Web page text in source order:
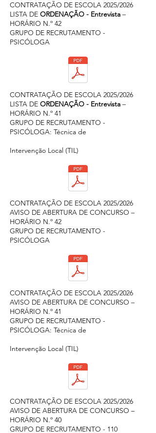
CONTRATAÇÃO DE ESCOLA 2025/2026
LISTA DE ORDENAÇÃO - Entrevista –
HORÁRIO N.º 42
GRUPO DE RECRUTAMENTO -
PSICÓLOGA
CONTRATAÇÃO DE ESCOLA 2025/2026
LISTA DE ORDENAÇÃO - Entrevista –
HORÁRIO N.º 41
GRUPO DE RECRUTAMENTO -
PSICÓLOGA: Técnica de
Intervenção Local (TIL)
CONTRATAÇÃO DE ESCOLA 2025/2026
AVISO DE ABERTURA DE CONCURSO –
HORÁRIO N.º 42
GRUPO DE RECRUTAMENTO -
PSICÓLOGA
CONTRATAÇÃO DE ESCOLA 2025/2026
AVISO DE ABERTURA DE CONCURSO –
HORÁRIO N.º 41
GRUPO DE RECRUTAMENTO -
PSICÓLOGA: Técnica de
Intervenção Local (TIL)
CONTRATAÇÃO DE ESCOLA 2025/2026
AVISO DE ABERTURA DE CONCURSO –
HORÁRIO N.º 40
GRUPO DE RECRUTAMENTO - 110